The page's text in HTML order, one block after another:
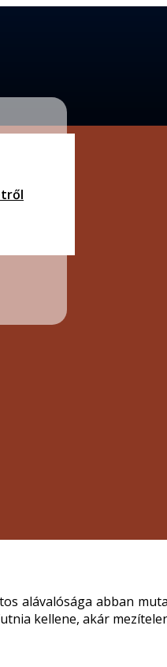
alávalósága abban
kellene, akár